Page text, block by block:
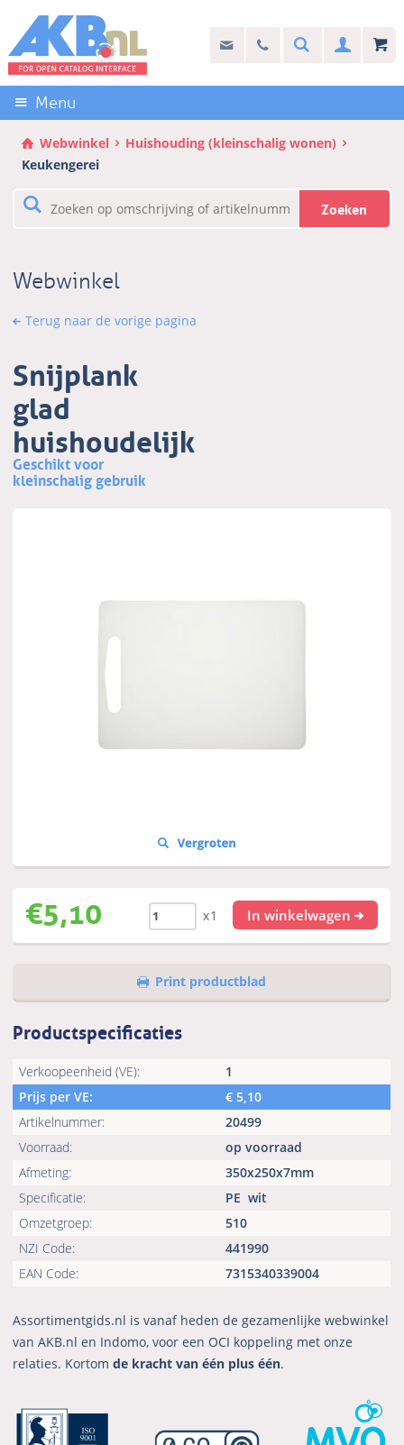
links
over
Direct
naar
de
inhoud
Direct
het
info@akb.nl
Stel uw vraag
030 69 50 814Search
Menu
Webwinkel
Huishouding (kleinschalig wonen)
Keukengerei
Zoeken
Webwinkel
Terug naar de vorige pagina
Snijplank
glad
huishoudelijk
Geschikt voor
kleinschalig gebruik
€5,10 x1 In winkelwagen
Print productblad
Productspecificaties
Verkoopeenheid (VE):
1
Prijs per VE:
€5,10
Artikelnummer:
20499
Voorraad:
op voorraad
Afmeting:
350x250x7mm
Specificatie:
PEwit
Omzetgroep:
510
NZI Code:
441990
EAN Code:
7315340339004
Assortimentgids.nl is vanaf heden de gezamenlijke webwinkel
van AKB.nl en Indomo, voor een OCI koppeling met onze
relaties. Kortomde kracht van één plus één.